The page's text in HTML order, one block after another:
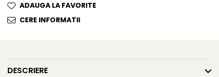
ADAUGA LA FAVORITE
CERE INFORMATII
DESCRIERE